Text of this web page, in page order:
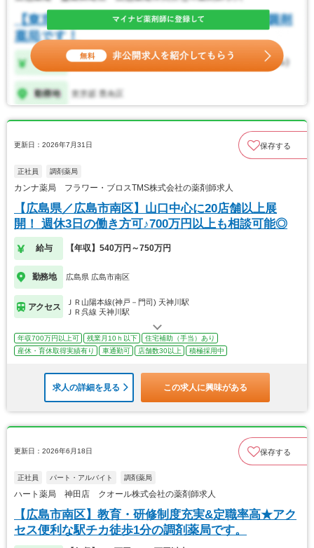
更新日：2026年7月31日 保存する
正社員 調剤薬局
カンナ薬局 フラワー・ブロスTMS株式会社の薬剤師求人
【広島県／広島市南区】山口中心に20店舗以上展
開！ 週休3日の働き方可♪700万円以上も相談可能◎
給与 【年収】540万円～750万円
勤務地 広島県 広島市南区
アクセス
ＪＲ山陽本線(神戸－門司) 天神川駅
ＪＲ呉線 天神川駅
年収700万円以上可 残業月10ｈ以下
住宅補助（手当）あり
産休・育休取得実績有り
車通勤可 店舗数30以上 積極採用中
求人の詳細を見る この求人に興味がある
更新日：2026年6月18日 保存する
正社員 パート・アルバイト 調剤薬局
ハート薬局 神田店 クオール株式会社の薬剤師求人
【広島市南区】教育・研修制度充実&定職率高★アク
セス便利な駅チカ徒歩1分の調剤薬局です。